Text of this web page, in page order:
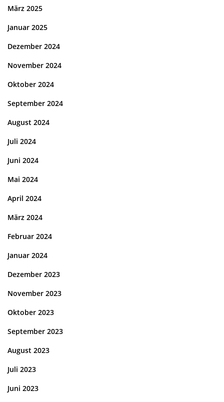
März 2025
Januar 2025
Dezember 2024
November 2024
Oktober 2024
September 2024
August 2024
Juli 2024
Juni 2024
Mai 2024
April 2024
März 2024
Februar 2024
Januar 2024
Dezember 2023
November 2023
Oktober 2023
September 2023
August 2023
Juli 2023
Juni 2023